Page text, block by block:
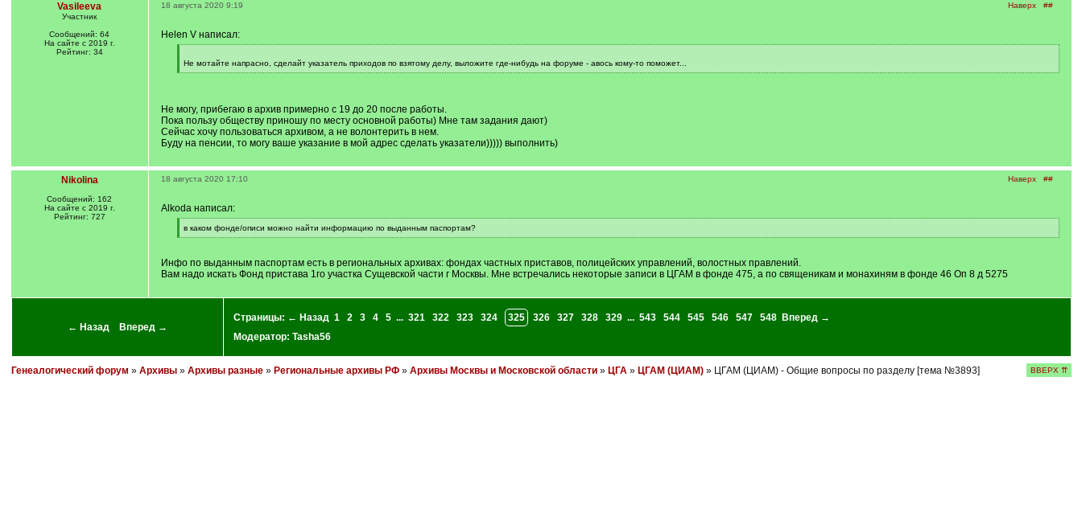
Vasileeva
Участник
Сообщений: 64
На сайте с 2019 г.
Рейтинг: 34
Наверх ##
18 августа 2020 9:19
Helen V написал:
q
]
Не мотайте напрасно, сделайт указатель приходов по взятому делу, выложите где-нибудь на форуме - авось кому-то поможет...
[
Не могу, прибегаю в архив примерно с 19 до 20 после работы.
Пока пользу обществу приношу по месту основной работы) Мне там задания дают)
Сейчас хочу пользоваться архивом, а не волонтерить в нем.
Буду на пенсии, то могу ваше указание в мой адрес сделать указатели))))) выполнить)
Nikolina
Сообщений: 162
На сайте с 2019 г.
Рейтинг: 727
Наверх ##
18 августа 2020 17:10
Alkoda написал:
[
q
в каком фонде/описи можно найти информацию по выданным паспортам?
[
]
Инфо по выданным паспортам есть в региональных архивах: фондах частных приставов, полицейских управлений, волостных правлений.
Вам надо искать Фонд пристава 1го участка Сущевской части г Москвы. Мне встречались некоторые записи в ЦГАМ в фонде 475, а по священикам и монахиням в фонде 46 Оп 8 д 5275
← Назад Вперед →
Страницы: ← Назад 1 2 3 4 5 ... 321 322 323 324 325 326 327 328 329 ... 543 544 545 546 547 548
Вперед →
Модератор: Tasha56
Генеалогический форум » Архивы» Архивы разные» Региональные архивы РФ» Архивы Москвы и Московской области» ЦГА» ЦГАМ (ЦИАМ)» ЦГАМ (ЦИАМ) - Общие вопросы по разделу [тема №3893] ВВЕРХ ⇈